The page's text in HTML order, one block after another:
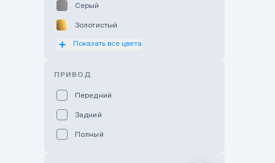
Серый
Золотистый
Оранжевый
Показать все цвета
ПРИВОД
Передний
Задний
Полный